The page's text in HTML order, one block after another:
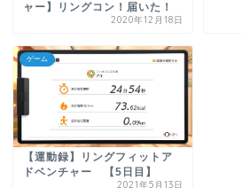
ャー】リングコン！届いた！
2020年12月18日
ゲーム
【運動録】リングフィットア
ドベンチャー 【5日目】
2021年5月13日